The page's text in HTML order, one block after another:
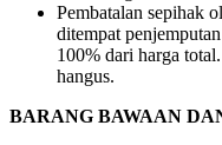
Pembatalan sepihak
ditempat
100% dari harga
hangus.
BARANG BAWAAN